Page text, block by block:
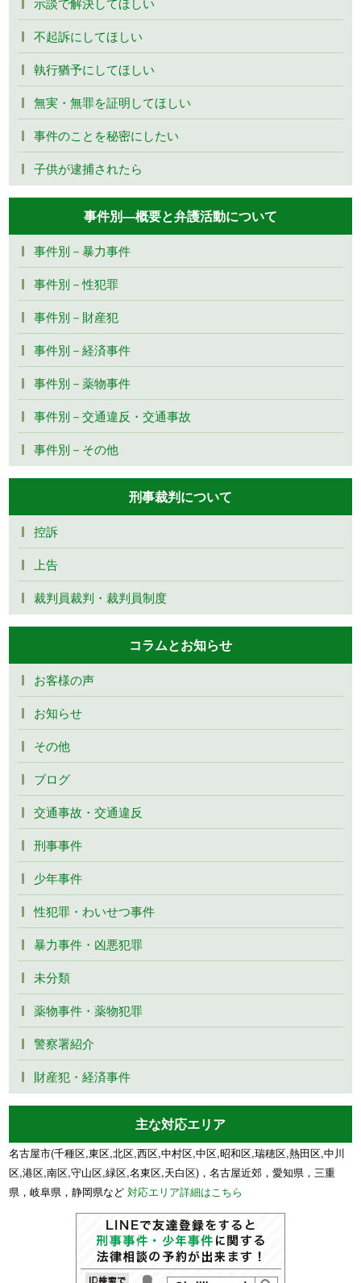
不起訴にしてほしい
執行猶予にしてほしい
無実・無罪を証明してほしい
事件のことを秘密にしたい
子供が逮捕されたら
事件別―概要と弁護活動について
事件別－暴力事件
事件別－性犯罪
事件別－財産犯
事件別－経済事件
事件別－薬物事件
事件別－交通違反・交通事故
事件別－その他
刑事裁判について
控訴
上告
裁判員裁判・裁判員制度
コラムとお知らせ
お客様の声
お知らせ
その他
ブログ
交通事故・交通違反
刑事事件
少年事件
性犯罪・わいせつ事件
暴力事件・凶悪犯罪
未分類
薬物事件・薬物犯罪
警察署紹介
財産犯・経済事件
主な対応エリア
名古屋市(千種区,東区,北区,西区,中村区,中区,昭和区,瑞穂区,熱田区,中川
区,港区,南区,守山区,緑区,名東区,天白区)，名古屋近郊，愛知県，三重
県，岐阜県，静岡県など対応エリア詳細はこちら